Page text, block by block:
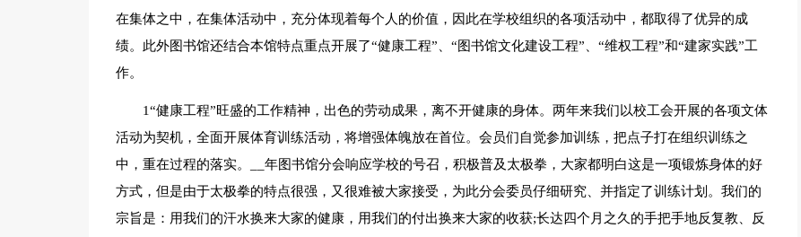
在集体之中，在集体活动中，充分体现着每个人的价值，因此在学校组织的各项活动中，都取得了优异的成
绩。此外图书馆还结合本馆特点重点开展了“健康工程”、“图书馆文化建设工程”、“维权工程”和“建家实践”工
作。
1“健康工程”旺盛的工作精神，出色的劳动成果，离不开健康的身体。两年来我们以校工会开展的各项文体
活动为契机，全面开展体育训练活动，将增强体魄放在首位。会员们自觉参加训练，把点子打在组织训练之
中，重在过程的落实。__年图书馆分会响应学校的号召，积极普及太极拳，大家都明白这是一项锻炼身体的好
方式，但是由于太极拳的特点很强，又很难被大家接受，为此分会委员仔细研究、并指定了训练计划。我们的
宗旨是：用我们的汗水换来大家的健康，用我们的付出换来大家的收获;长达四个月之久的手把手地反复教、反